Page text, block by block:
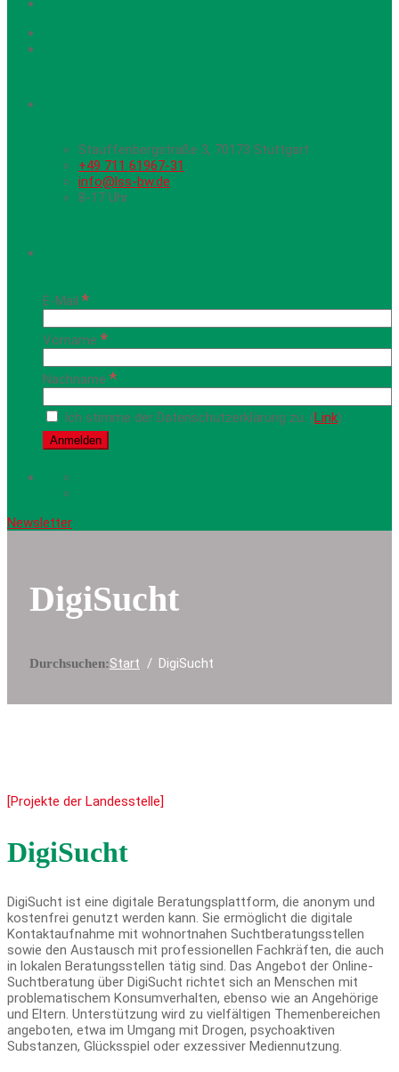
Stauffenbergstraße 3, 70173 Stuttgart
+49 711 61967-31
info@lss-bw.de
8-17 Uhr
E-Mail *
Vorname *
Nachname *
Ich stimme der Datenschutzerklärung zu. (Link)
Newsletter
DigiSucht
Durchsuchen:Start DigiSucht
[Projekte der Landesstelle]
DigiSucht
DigiSucht ist eine digitale Beratungsplattform, die anonym und
kostenfrei genutzt werden kann. Sie ermöglicht die digitale
Kontaktaufnahme mit wohnortnahen Suchtberatungsstellen
sowie den Austausch mit professionellen Fachkräften, die auch
in lokalen Beratungsstellen tätig sind. Das Angebot der Online-
Suchtberatung über DigiSucht richtet sich an Menschen mit
problematischem Konsumverhalten, ebenso wie an Angehörige
und Eltern. Unterstützung wird zu vielfältigen Themenbereichen
angeboten, etwa im Umgang mit Drogen, psychoaktiven
Substanzen, Glücksspiel oder exzessiver Mediennutzung.